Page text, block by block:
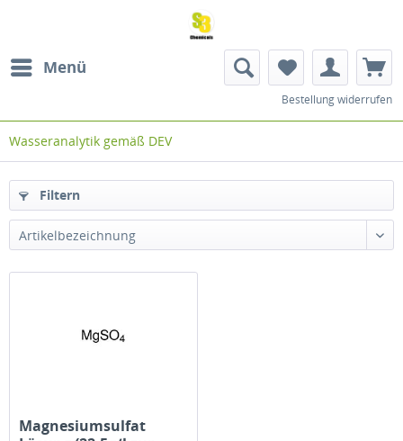
Menü
Bestellung widerrufen
Wasseranalytik gemäß DEV
Filtern
Artikelbezeichnung
Magnesiumsulfat